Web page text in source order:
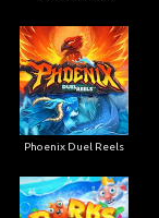
Phoenix Duel Reels